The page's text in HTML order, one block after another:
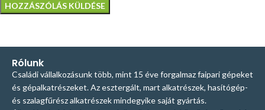
Rólunk
Családi vállalkozásunk több, mint 15 éve forgalmaz faipari gépeket
és gépalkatrészeket. Az esztergált, mart alkatrészek, hasítógép-
és szalagfűrész alkatrészek mindegyike saját gyártás.